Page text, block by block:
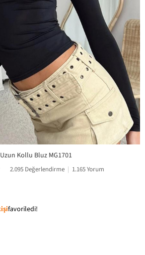
Kollu Bluz MG1701
2.095 Değerlendirme | 1.165 Yorum
favoriledi!